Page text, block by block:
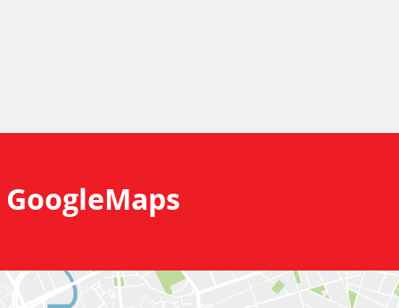
GoogleMaps